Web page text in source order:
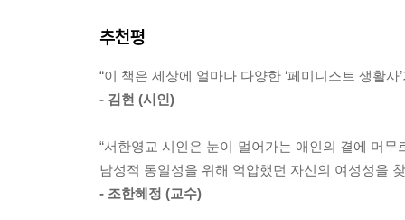
돌봄이 “사회생활의 필수 원리”로 받아들여져 “돌
다’, ‘돌아버리다’를 포함한 천 가지 지층을 가
지난 한 해를 돌아본다. 돌아본 그 자리에 아가의
지 않는 울음소리가 있다. 젖 맛을 풍기는 아내의
“세상이 바뀌지 않는다는 말을 나의 삶을 바꾸지
수 있게, 밥을 다 먹고 나면 같이 설거지를 하고,
세 가지 경제원칙이고, “지구에 돈만 벌러 오지
77만 원 정도를 벌 수 있는 임금 노동을 하며, 직
추천평
“이 책은 세상에 얼마나 다양한 ‘페미니스트 생활
- 김현 (시인)
“서한영교 시인은 눈이 멀어가는 애인의 곁에 머
남성적 동일성을 위해 억압했던 자신의 여성성을
- 조한혜정 (교수)